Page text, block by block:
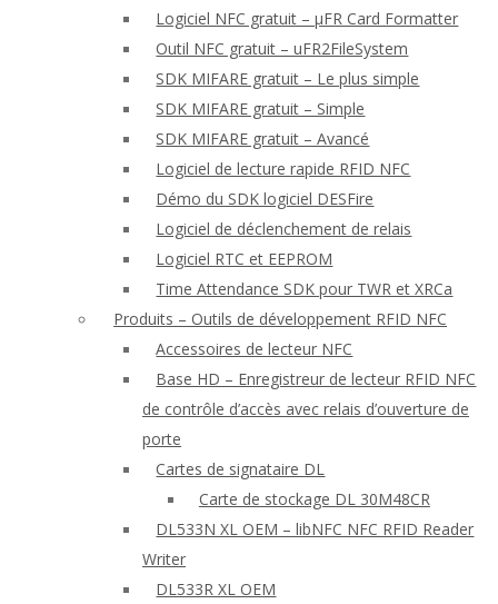
Logiciel NFC gratuit – μFR Card Formatter
Outil NFC gratuit – uFR2FileSystem
SDK MIFARE gratuit – Le plus simple
SDK MIFARE gratuit – Simple
SDK MIFARE gratuit – Avancé
Logiciel de lecture rapide RFID NFC
Démo du SDK logiciel DESFire
Logiciel de déclenchement de relais
Logiciel RTC et EEPROM
Time Attendance SDK pour TWR et XRCa
Produits – Outils de développement RFID NFC
Accessoires de lecteur NFC
Base HD – Enregistreur de lecteur RFID NFC
de contrôle d’accès avec relais d’ouverture de
porte
Cartes de signataire DL
Carte de stockage DL 30M48CR
DL533N XL OEM – libNFC NFC RFID Reader
Writer
DL533R XL OEM